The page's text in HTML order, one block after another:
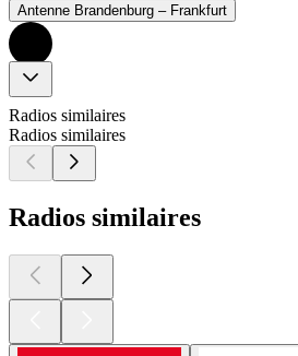
Antenne Brandenburg – Frankfurt
Radios similaires
Radios similaires
Radios similaires